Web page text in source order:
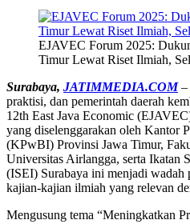
EJAVEC Forum 2025:
Timur Lewat Riset Ilmiah,
Surabaya, JATIMMEDIA.COM–
praktisi, dan pemerintah daerah
12th East Java Economic
yang diselenggarakan oleh Kantor
(KPwBI) Provinsi Jawa Timur,
Universitas Airlangga, serta Ikatan
(ISEI) Surabaya ini menjadi wadah
kajian-kajian ilmiah yang relevan
Mengusung tema “Meningkatkan